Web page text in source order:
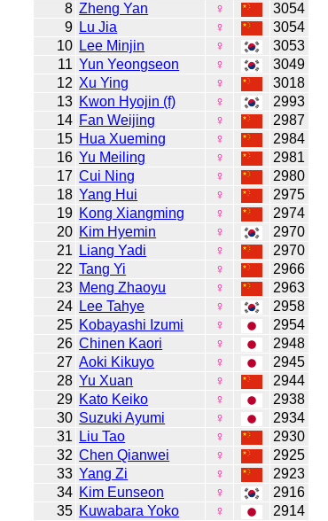
8 Zheng Yan ♀
3054
9 Lu Jia ♀
3054
10 Lee Minjin ♀
3053
11 Yun Yeongseon ♀
3049
12 Xu Ying ♀
3018
13 Kwon Hyojin (f) ♀
2993
14 Fan Weijing ♀
2987
15 Hua Xueming ♀
2984
16 Yu Meiling ♀
2981
17 Cui Ning ♀
2980
18 Yang Hui ♀
2975
19 Kong Xiangming ♀
2974
20 Kim Hyemin ♀
2970
21
Liang Yadi ♀
2970
22 Tang Yi ♀
2966
23 Meng Zhaoyu ♀
2963
24 Lee Tahye ♀
2958
25 Kobayashi Izumi ♀
2954
26 Chinen Kaori ♀
2948
27 Aoki Kikuyo ♀
2945
28 Yu Xuan ♀
2944
29 Kato Keiko ♀
2938
30 Suzuki Ayumi ♀
2934
31
Liu Tao ♀
2930
32 Chen Qianwei ♀
2925
33 Yang Zi ♀
2923
34 Kim Eunseon ♀
2916
35 Kuwabara Yoko ♀
2914